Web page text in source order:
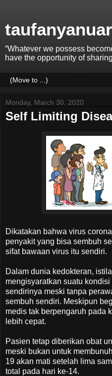
taufanyanuar
“Whatever we possess
have the opportunity of
Monday, March 30, 2020
Self Limiting
Dikatakan bahwa virus
penyakit yang bisa sembuh
sifat bawaan virus itu sendiri.
Dalam dunia kedokteran,
mengisyaratkan suatu
sendirinya meski tanpa
sembuh sendiri. Meskipun
medis tak berpengaruh pada
lebih cepat.
Pasien tetap diberikan obat
meski bukan untuk
19 akan mati setelah lima
total pada hari ke-14.